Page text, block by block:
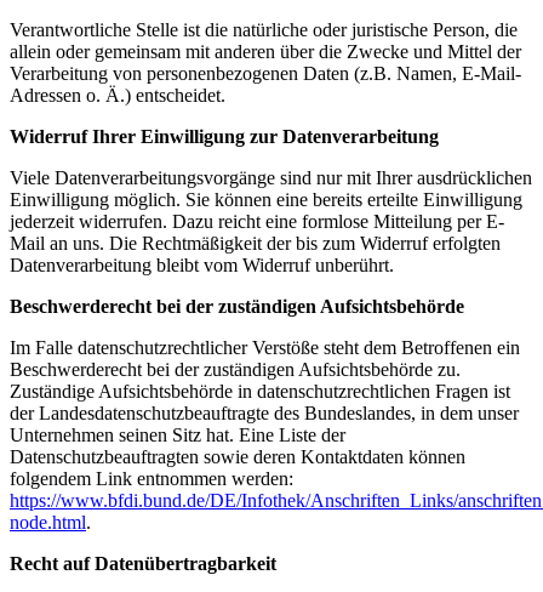
Verantwortliche Stelle ist die natürliche oder juristische Person, die
allein oder gemeinsam mit anderen über die Zwecke und Mittel der
Verarbeitung von personenbezogenen Daten (z.B. Namen, E-Mail-
Adressen o. Ä.) entscheidet.
Widerruf Ihrer Einwilligung zur Datenverarbeitung
Viele Datenverarbeitungsvorgänge sind nur mit Ihrer ausdrücklichen
Einwilligung möglich. Sie können eine bereits erteilte Einwilligung
jederzeit widerrufen. Dazu reicht eine formlose Mitteilung per E-
Mail an uns. Die Rechtmäßigkeit der bis zum Widerruf erfolgten
Datenverarbeitung bleibt vom Widerruf unberührt.
Beschwerderecht bei der zuständigen Aufsichtsbehörde
Im Falle datenschutzrechtlicher Verstöße steht dem Betroffenen ein
Beschwerderecht bei der zuständigen Aufsichtsbehörde zu.
Zuständige Aufsichtsbehörde in datenschutzrechtlichen Fragen ist
der Landesdatenschutzbeauftragte des Bundeslandes, in dem unser
Unternehmen seinen Sitz hat. Eine Liste der
Datenschutzbeauftragten sowie deren Kontaktdaten können
folgendem Link entnommen werden:
https://www.bfdi.bund.de/DE/Infothek/Anschriften_Links/
node.html.
Recht auf Datenübertragbarkeit